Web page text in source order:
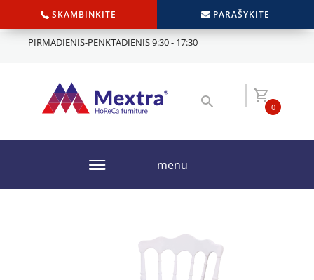
SKAMBINKITE PARAŠYKITE
PIRMADIENIS-PENKTADIENIS 9:30 - 17:30
0
menu